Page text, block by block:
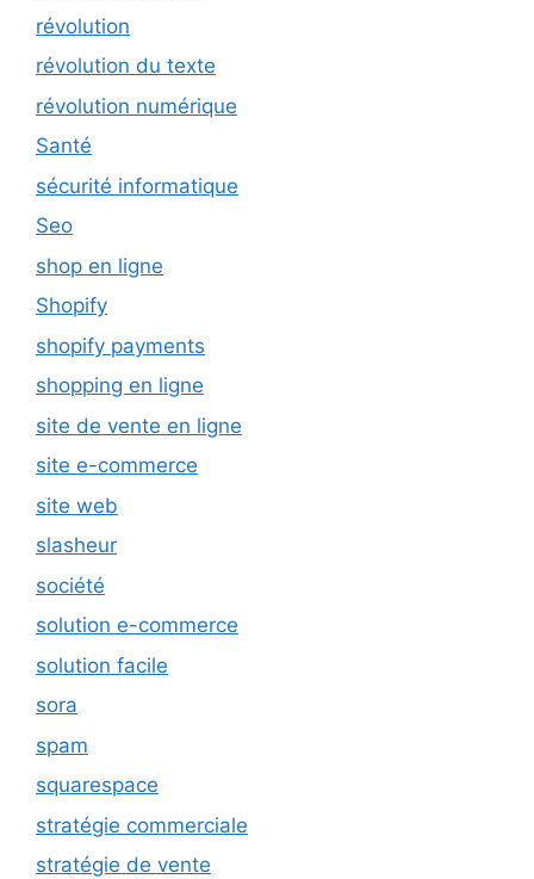
révolution
révolution du texte
révolution numérique
Santé
sécurité informatique
Seo
shop en ligne
Shopify
shopify payments
shopping en ligne
site de vente en ligne
site e-commerce
site web
slasheur
société
solution e-commerce
solution facile
sora
spam
squarespace
stratégie commerciale
stratégie de vente